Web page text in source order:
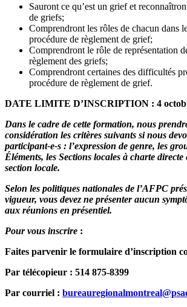
Sauront ce qu’est un grief et
de griefs;
Comprendront les rôles de chacun dans
procédure de règlement de grief;
Comprendront le rôle de représentation
règlement des griefs;
Comprendront certaines des difficultés
procédure de règlement de grief.
DATE LIMITE D’INSCRIPTION : 4
Dans le cadre de cette formation, nous
considération les critères suivants si nous
participant-e-s : l’expression de genre, les
Éléments, les Sections locales à charte
section locale.
Selon les politiques nationales de l’AFPC
vigueur, vous devez ne présenter aucun
aux réunions en présentiel.
Pour vous inscrire :
Faites parvenir le formulaire d’inscription
Par télécopieur : 514 875-8399
Par courriel :